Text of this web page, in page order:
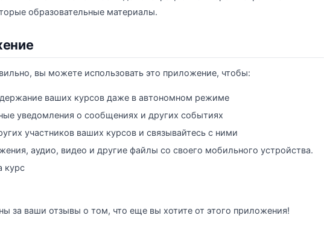
образовательные материалы.
вы можете использовать это приложение, чтобы:
ваших курсов даже в автономном режиме
уведомления о сообщениях и других событиях
участников ваших курсов и связывайтесь с ними
аудио, видео и другие файлы со своего мобильного устройства.
курс
за ваши отзывы о том, что еще вы хотите от этого приложения!